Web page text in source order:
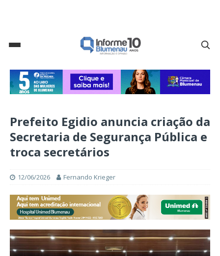
Prefeito Egidio anuncia criação da
Secretaria de Segurança Pública e
troca secretários
12/06/2026 Fernando Krieger